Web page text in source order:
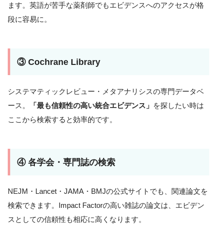
ます。英語が苦手な薬剤師でもエビデンスへのアクセスが格
段に容易に。
③ Cochrane Library
システマティックレビュー・メタアナリシスの専門データベ
ース。
「最も信頼性の高い統合エビデンス」 を探したい時は
ここから検索すると効率的です。
④ 各学会・専門誌の検索
NEJM・Lancet・JAMA・BMJの公式サイトでも、関連論文を
検索できます。Impact Factorの高い雑誌の論文は、エビデン
スとしての信頼性も相応に高くなります。